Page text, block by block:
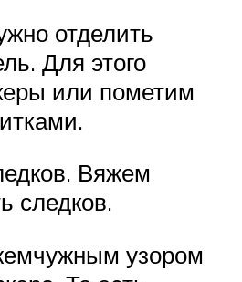
отделить
Для этого
или пометим
Вяжем
следков.
узором